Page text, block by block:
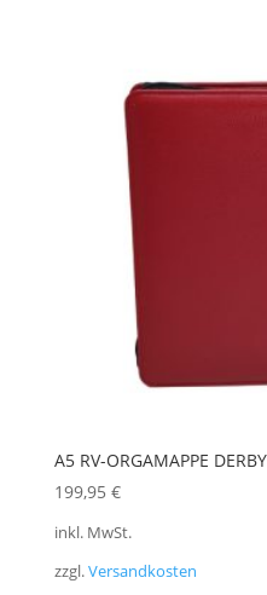
A5 RV-ORGAMAPPE DERBY
199,95 €
inkl. MwSt.
zzgl.Versandkosten